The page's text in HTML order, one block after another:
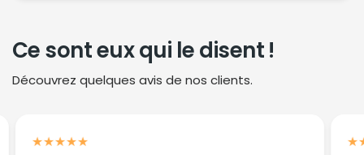
par clavardage, téléphone (438-239-1105)
et courriel (bonjour@toutoucan.com), prêt
à répondre à toutes vos questions. Nous
précieux et des informations sur nos
Ce sont eux qui le disent !
Découvrez quelques avis de nos clients.